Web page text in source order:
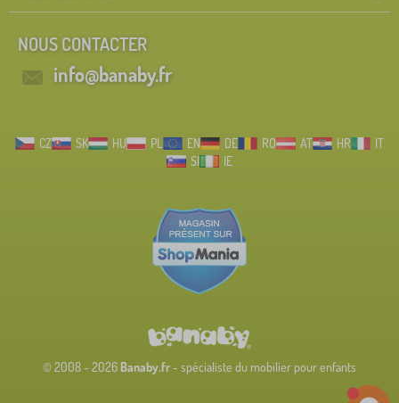
NOUS CONTACTER
info@banaby.fr
CZ SK HU PL EN DE RO AT HR
IT
SI
IE
© 2008 - 2026 Banaby.fr- spécialiste du mobilier pour enfants